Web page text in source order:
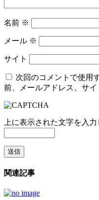
名前 ※
メール ※
サイト
次回のコメントで使用
前、メールアドレス、サイ
上に表示された文字を入力
関連記事